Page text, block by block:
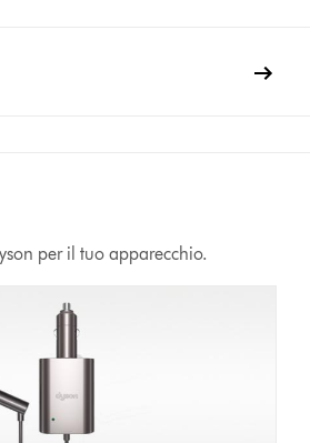
per il tuo apparecchio.